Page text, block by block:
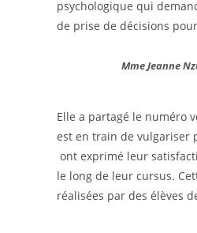
psychologique qui
de prise de décisions
Mme Jeanne
Elle a partagé le numéro
est en train de vulgariser
ont exprimé leur
le long de leur cursus.
réalisées par des élèves